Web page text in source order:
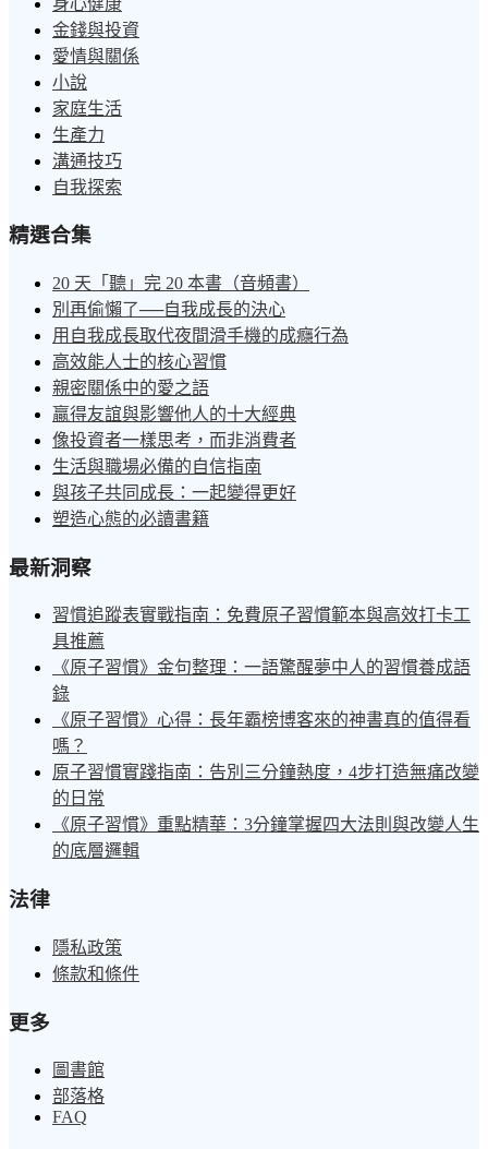
金錢與投資
愛情與關係
小說
家庭生活
生產力
溝通技巧
自我探索
精選合集
20 天「聽」完 20 本書（音頻書）
別再偷懶了──自我成長的決心
用自我成長取代夜間滑手機的成癮行為
高效能人士的核心習慣
親密關係中的愛之語
贏得友誼與影響他人的十大經典
像投資者一樣思考，而非消費者
生活與職場必備的自信指南
與孩子共同成長：一起變得更好
塑造心態的必讀書籍
最新洞察
習慣追蹤表實戰指南：免費原子習慣範本與高效打卡工
具推薦
《原子習慣》金句整理：一語驚醒夢中人的習慣養成語
錄
《原子習慣》心得：長年霸榜博客來的神書真的值得看
嗎？
原子習慣實踐指南：告別三分鐘熱度，4步打造無痛改變
的日常
《原子習慣》重點精華：3分鐘掌握四大法則與改變人生
的底層邏輯
法律
隱私政策
條款和條件
更多
圖書館
部落格
FAQ